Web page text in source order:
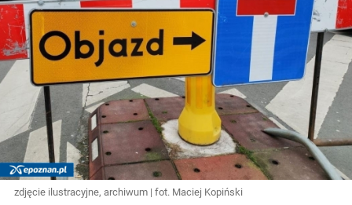
zdjęcie ilustracyjne, archiwum | fot. Maciej Kopiński